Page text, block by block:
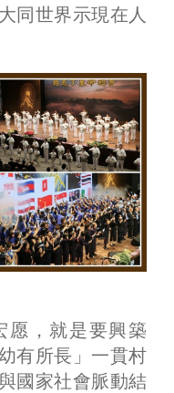
同世界示現在人
愿，就是要興築
有所長」一貫村
國家社會脈動結